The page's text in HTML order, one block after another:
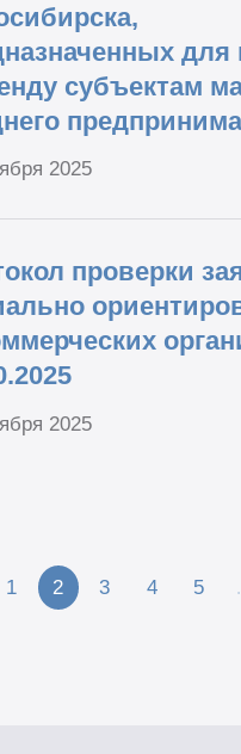
для
субъектам
2025
проверки
2025
1 2 3 4 5